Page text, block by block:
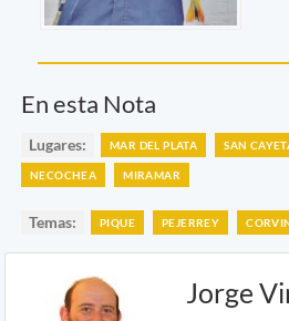
En esta Nota
Lugares: MAR DEL PLATA SAN
NECOCHEA MIRAMAR
Temas: PIQUE PEJERREY
Jorge